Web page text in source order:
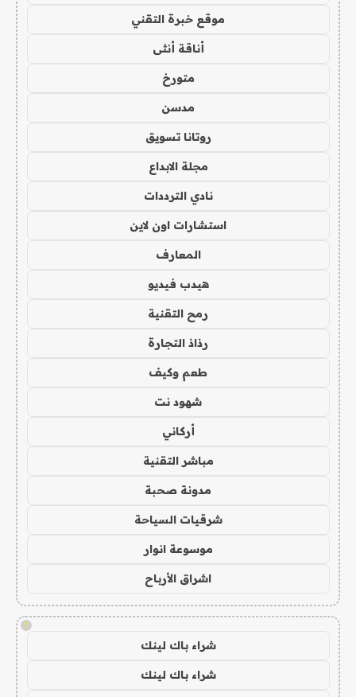
موقع خبرة التقني
أناقة أنثى
متورخ
مدسن
روتانا تسويق
مجلة الابداع
نادي الترددات
استشارات اون لاين
المعارف
هيدب فيديو
رمح التقنية
رذاذ التجارة
طعم وكيف
شهود نت
أركاني
مباشر التقنية
مدونة صحبة
شرقيات السياحة
موسوعة انوار
اشراق الأرباح
!
شراء باك لينك
شراء باك لينك